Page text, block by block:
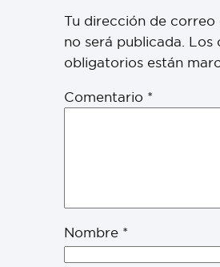
Tu dirección de
no será publicada. Los
obligatorios están
Comentario *
Nombre *